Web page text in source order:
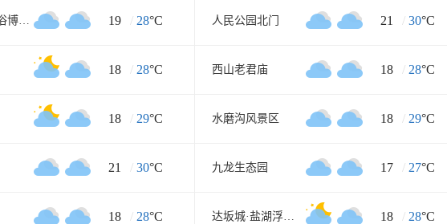
新疆民街民俗博物馆 19 / 28°C 人民公园北门 21 / 30°C
18 / 28°C 西山老君庙 18 / 28°C
18 / 29°C 水磨沟风景区 18 / 29°C
21 / 30°C 九龙生态园 17 / 27°C
18 / 28°C 达坂城·盐湖浮乐园 18 / 28°C